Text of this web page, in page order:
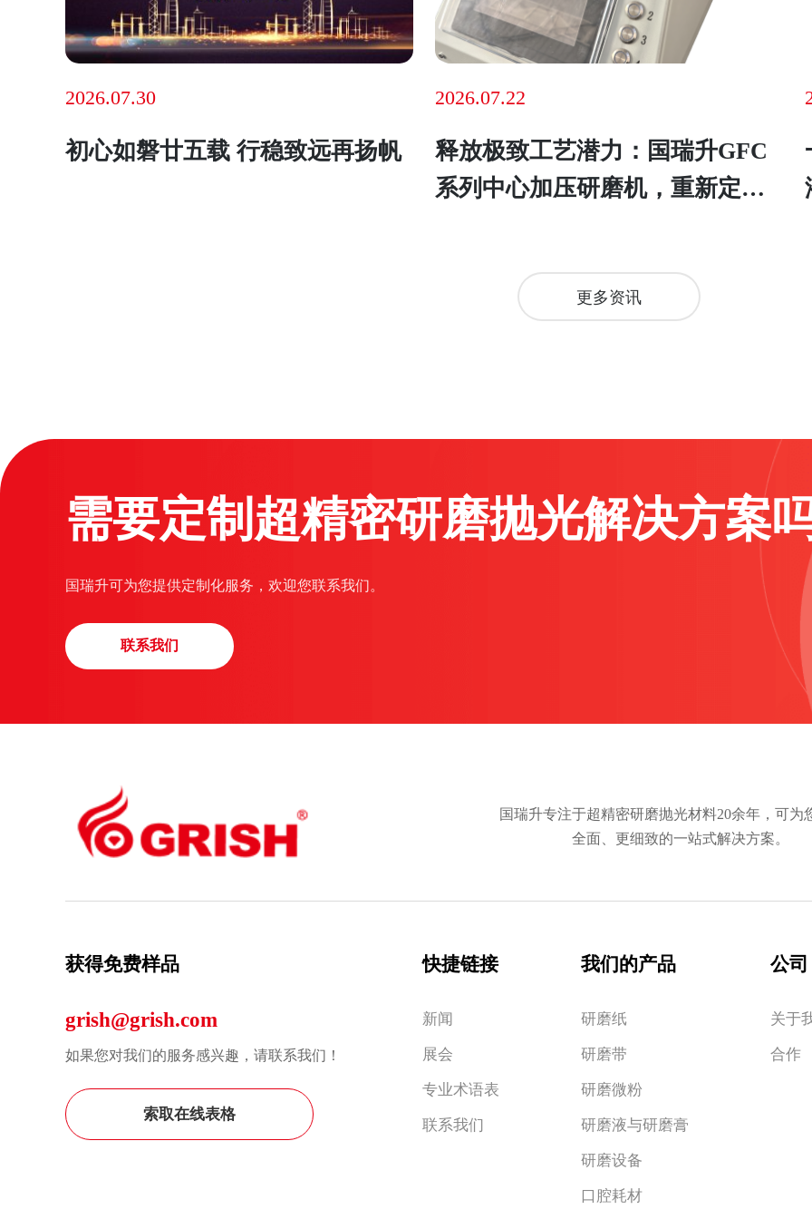
2026.07.30
初心如磐廿五载 行稳致远再扬帆
2026.07.22
释放极致工艺潜力：国瑞升GFC
系列中心加压研磨机，重新定义
更多资讯
需要定制超精密研磨抛光解决方案
国瑞升可为您提供定制化服务，欢迎您联系我们。
联系我们
国瑞升专注于超精密研磨抛光材料20余年，可为
全面、更细致的一站式解决方案。
获得免费样品
grish@grish.com
如果您对我们的服务感兴趣，请联系我们！
索取在线表格
快捷链接
新闻
展会
专业术语表
联系我们
我们的产品
研磨纸
研磨带
研磨微粉
研磨液与研磨膏
研磨设备
口腔耗材
公司
关于
合作